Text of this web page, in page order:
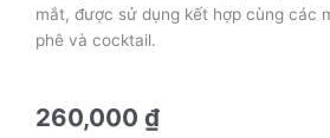
mắt, được sử dụng kết hợp cùng các
phê và cocktail.
260,000 ₫